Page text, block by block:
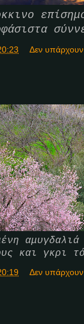
Δεν υπάρχουν
αμυγδαλιά
και γκρι
Δεν υπάρχουν